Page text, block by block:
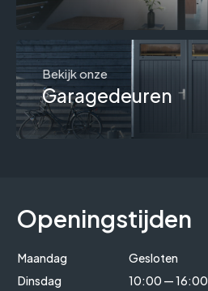
Bekijk onze
Garagedeuren
Openingstijden
Maandag
Gesloten
Dinsdag
10:00 — 16:00